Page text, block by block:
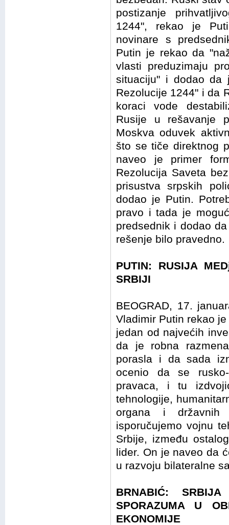
postizanje
1244", rekao je
novinare s
Putin je rekao da
vlasti preduzimaju
situaciju" i dodao da
Rezolucije 1244" i da
koraci vode
Rusije u rešavanje
Moskva oduvek
što se tiče direktnog
naveo je primer
Rezolucija Saveta
prisustva srpskih
dodao je Putin.
pravo i tada je
predsednik i dodao
rešenje bilo pravedno.
PUTIN: RUSIJA
SRBIJI
BEOGRAD, 17.
Vladimir Putin rekao
jedan od najvećih
da je robna
porasla i da sada
ocenio da se
pravaca, i tu
tehnologije,
organa i
isporučujemo vojnu
Srbije, između
lider. On je naveo da
u razvoju bilateralne
BRNABIĆ:
SPORAZUMA U
EKONOMIJE